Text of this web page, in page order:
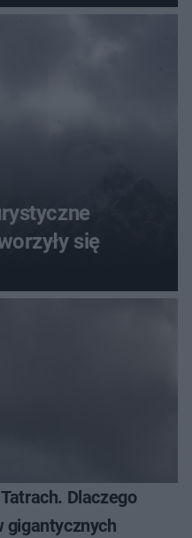
się
Dlaczego
gigantycznych